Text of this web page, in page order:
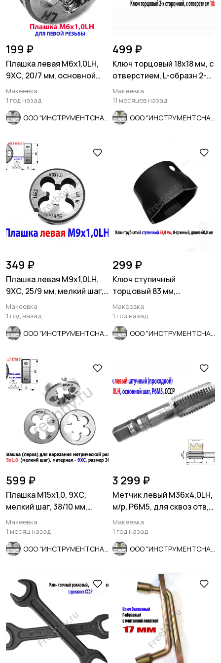
199 ₽
Плашка левая М6х1,0LH,
9ХС, 20/7 мм, основной
шаг, ГОСТ 9740-71.
Макеевка
1 год назад
499 ₽
Ключ торцовый 18х18 мм, с
отверстием, L-образн 2-х
сторонний, Cr-V.
Макеевка
11 месяцев назад
349 ₽
Плашка левая М9х1,0LH,
9ХС, 25/9 мм, мелкий шаг,
2650-1662.
Макеевка
1 год назад
299 ₽
Ключ ступичный
торцовый 83 мм,
трубчатый, 8-гранный,
длина 60 мм, СССР
Макеевка
1 год назад
599 ₽
Плашка М15х1,0, 9ХС,
мелкий шаг, 38/10 мм,
ГОСТ 7740-71.
Макеевка
1 месяц назад
3 299 ₽
Метчик левый М36х4,0LH,
м/р, Р6М5, для сквоз отв,
осн шаг, 162/67 мм.
Макеевка
1 год назад